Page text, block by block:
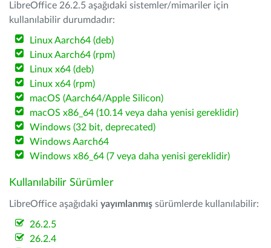
LibreOffice 26.2.5 aşağıdaki sistemler/mimariler için
kullanılabilir durumdadır:
Linux Aarch64 (deb)
Linux Aarch64 (rpm)
Linux x64 (deb)
Linux x64 (rpm)
macOS (Aarch64/Apple Silicon)
macOS x86_64 (10.14 veya daha yenisi gereklidir)
Windows (32 bit, deprecated)
Windows Aarch64
Windows x86_64 (7 veya daha yenisi gereklidir)
Kullanılabilir Sürümler
LibreOffice aşağıdaki yayımlanmış sürümlerde kullanılabilir:
26.2.5
26.2.4